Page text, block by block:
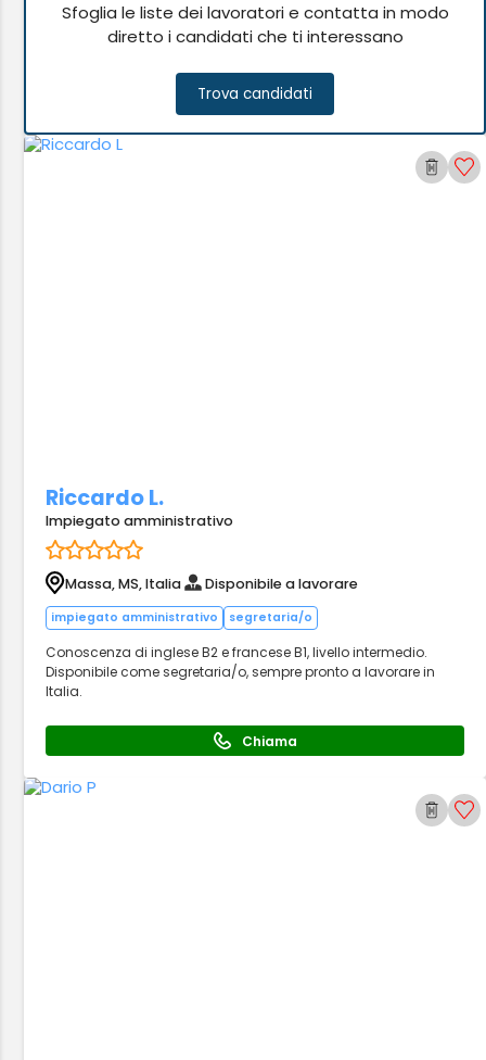
Sfoglia le liste dei lavoratori e contatta in modo
diretto i candidati che ti interessano
Trova candidati
Riccardo L.
Impiegato amministrativo
Massa, MS, Italia Disponibile a lavorare
impiegato amministrativo segretaria/o
Conoscenza di inglese B2 e francese B1, livello intermedio.
Disponibile come segretaria/o, sempre pronto a lavorare in
Italia.
Chiama